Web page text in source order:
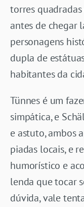
torres
antes de chegar
personagens
dupla de
habitantes da
Tünnes é um
simpática, e
e astuto, ambos
piadas locais, e
humorístico e
lenda que tocar
dúvida, vale